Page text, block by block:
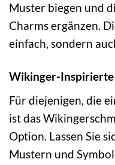
Muster biegen und
Charms ergänzen.
einfach, sondern
Wikinger-Inspirierte
Für diejenigen, die
ist das
Option. Lassen Sie
Mustern und